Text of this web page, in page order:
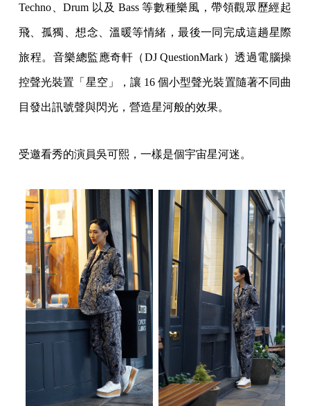
Techno、Drum 以及 Bass 等數種樂風，帶領觀眾歷經起
飛、孤獨、想念、溫暖等情緒，最後一同完成這趟星際
旅程。音樂總監應奇軒（DJ QuestionMark）透過電腦操
控聲光裝置「星空」，讓 16 個小型聲光裝置隨著不同曲
目發出訊號聲與閃光，營造星河般的效果。
受邀看秀的演員吳可熙，一樣是個宇宙星河迷。